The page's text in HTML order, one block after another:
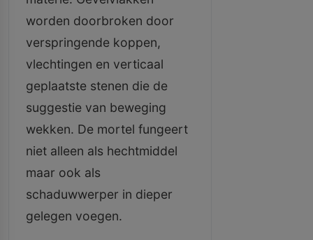
worden doorbroken door
verspringende koppen,
vlechtingen en verticaal
geplaatste stenen die de
suggestie van beweging
wekken. De mortel fungeert
niet alleen als hechtmiddel
maar ook als
schaduwwerper in dieper
gelegen voegen.